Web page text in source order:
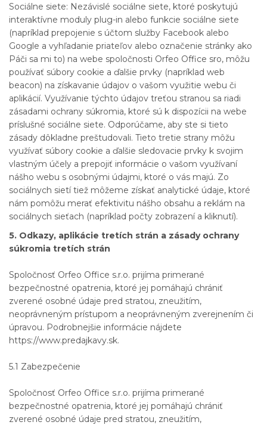
Sociálne siete: Nezávislé sociálne siete, ktoré poskytujú
interaktívne moduly plug-in alebo funkcie sociálne siete
(napríklad prepojenie s účtom služby Facebook alebo
Google a vyhľadanie priateľov alebo označenie stránky ako
Páči sa mi to) na webe spoločnosti Orfeo Office sro, môžu
používať súbory cookie a ďalšie prvky (napríklad web
beacon) na získavanie údajov o vašom využitie webu či
aplikácií. Využívanie týchto údajov treťou stranou sa riadi
zásadami ochrany súkromia, ktoré sú k dispozícii na webe
príslušné sociálne siete. Odporúčame, aby ste si tieto
zásady dôkladne preštudovali. Tieto tretie strany môžu
využívať súbory cookie a ďalšie sledovacie prvky k svojim
vlastným účely a prepojiť informácie o vašom využívaní
nášho webu s osobnými údajmi, ktoré o vás majú. Zo
sociálnych sietí tiež môžeme získať analytické údaje, ktoré
nám pomôžu merať efektivitu nášho obsahu a reklám na
sociálnych sieťach (napríklad počty zobrazení a kliknutí).
5. Odkazy, aplikácie tretích strán a zásady ochrany
súkromia tretích strán
Spoločnosť Orfeo Office s.r.o. prijíma primerané
bezpečnostné opatrenia, ktoré jej pomáhajú chrániť
zverené osobné údaje pred stratou, zneužitím,
neoprávneným prístupom a neoprávneným zverejnením či
úpravou. Podrobnejšie informácie nájdete
https://www.predajkavy.sk.
5.1 Zabezpečenie
Spoločnosť Orfeo Office s.r.o. prijíma primerané
bezpečnostné opatrenia, ktoré jej pomáhajú chrániť
zverené osobné údaje pred stratou, zneužitím,